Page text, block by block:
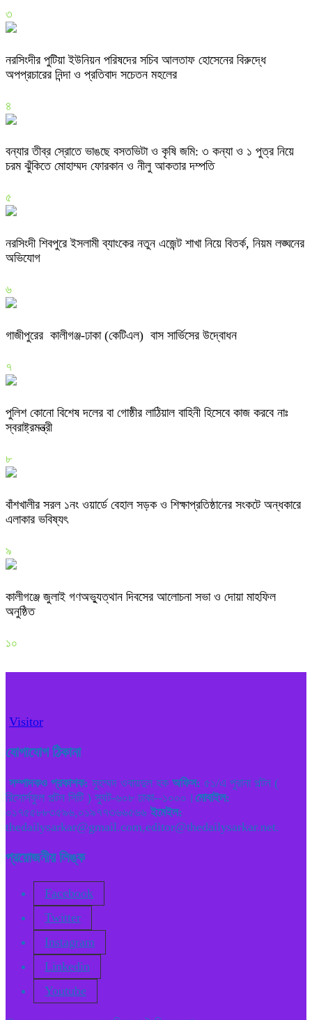
৩
নরসিংদীর পুটিয়া ইউনিয়ন পরিষদের সচিব আলতাফ হোসেনের বিরুদ্ধে
অপপ্রচারের নিন্দা ও প্রতিবাদ সচেতন মহলের
৪
বন্যার তীব্র স্রোতে ভাঙছে বসতভিটা ও কৃষি জমি: ৩ কন্যা ও ১ পুত্র নিয়ে
চরম ঝুঁকিতে মোহাম্মদ ফোরকান ও নীলু আকতার দম্পতি
৫
নরসিংদী শিবপুরে ইসলামী ব্যাংকের নতুন এজেন্ট শাখা নিয়ে বিতর্ক, নিয়ম লঙ্ঘনের
অভিযোগ
৬
গাজীপুরের কালীগঞ্জ-ঢাকা (কেটিএল) বাস সার্ভিসের উদ্বোধন
৭
পুলিশ কোনো বিশেষ দলের বা গোষ্ঠীর লাঠিয়াল বাহিনী হিসেবে কাজ করবে নাঃ
স্বরাষ্ট্রমন্ত্রী
৮
বাঁশখালীর সরল ১নং ওয়ার্ডে বেহাল সড়ক ও শিক্ষাপ্রতিষ্ঠানের সংকটে অন্ধকারে
এলাকার ভবিষ্যৎ
৯
কালীগঞ্জে জুলাই গণঅভ্যুত্থান দিবসের আলোচনা সভা ও দোয়া মাহফিল
অনুষ্ঠিত
১০
Visitor
যোগাযোগ ঠিকানা
সম্পাদকও প্রকাশক: মুহম্মদ ওবায়দুল হক অফিস: ৫১/এ পুরানা পল্টন (
রিসোর্সফুল পল্টন সিটি ) স্যুট-৬০৮ ঢাকা--১০০০। মোবাইল:
০১৭৫৫৮৮৩৫৯৬,০১৯৭৭৩৬৬৫৬৬ ইমেইল:
thedailysarkar@gmail.com,editor@thedailysarkar.net.
প্রয়োজনীয় লিঙ্ক
Facebook
Twitter
Instagram
Linkedin
Youtube